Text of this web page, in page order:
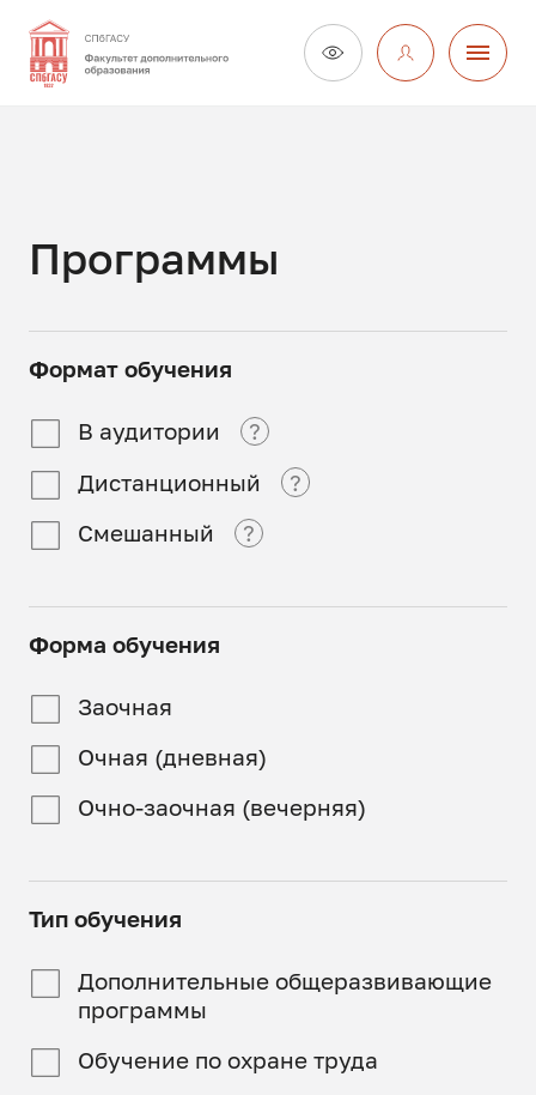
Программы
Формат обучения
В аудитории ?
аудиториях СпбГАСУ)
Дистанционный ?
реализуется полностью
Смешанный ?
Смешанный
проходит онлайн, часть
Форма обучения
Заочная
Очная (дневная)
Очно-заочная (вечерняя)
Тип обучения
Дополнительные общеразвивающие
программы
Обучение по охране труда